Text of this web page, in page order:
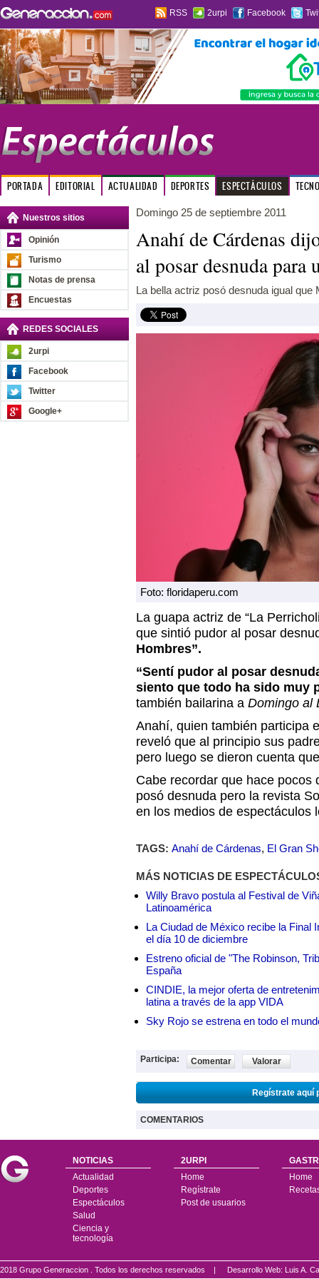
RSS 2urpi Facebook
PORTADA EDITORIAL ACTUALIDAD DEPORTES ESPECTÁCULOS
Nuestros sitios
Opinión
Turismo
Notas de prensa
Encuestas
REDES SOCIALES
2urpi
Facebook
Twitter
Google+
Domingo 25 de septiembre 2011
Anahí de Cárdenas
al posar desnuda para
La bella actriz posó desnuda igual que
Foto: floridaperu.com
La guapa actriz de “La
que sintió pudor al posar
Hombres”.
“Sentí pudor al posar
siento que todo ha sido muy
también bailarina a Domingo al
Anahí, quien también participa
reveló que al principio sus
pero luego se dieron cuenta
Cabe recordar que hace
posó desnuda pero la revista
en los medios de espectáculos
TAGS: Anahí de Cárdenas, El Gran
MÁS NOTICIAS DE
Willy Bravo postula al Festival de
Latinoamérica
La Ciudad de México recibe la Final
el día 10 de diciembre
Estreno oficial de "The Robinson,
España
CINDIE, la mejor oferta de
latina a través de la app VIDA
Sky Rojo se estrena en todo el
Participa: Comentar Valorar
Regístrate aquí
COMENTARIOS
NOTICIAS
Actualidad
Deportes
Espectáculos
Salud
Ciencia y
tecnología
2URPI
Home
Regístrate
Post de usuarios
Home
2018 Grupo Generaccion . Todos los derechos reservados | Desarrollo Web: Luis